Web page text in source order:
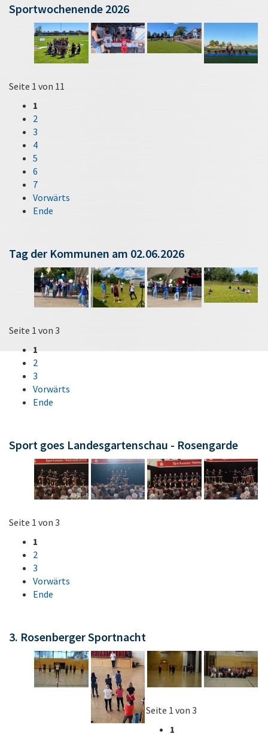
Sportwochenende 2026
Seite 1 von 11
1
2
3
4
5
6
7
Vorwärts
Ende
Tag der Kommunen am 02.06.2026
Seite 1 von 3
1
2
3
Vorwärts
Ende
Sport goes Landesgartenschau - Rosengarde
Seite 1 von 3
1
2
3
Vorwärts
Ende
3. Rosenberger Sportnacht
Seite 1 von 3
1